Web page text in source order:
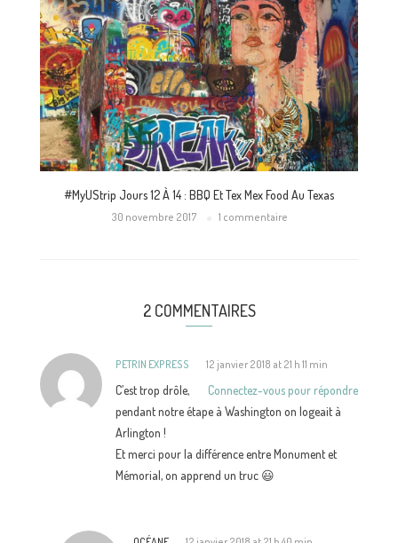
#myUStrip Jours 12 À 14 : BBQ Et Tex Mex Food Au Texas
30 novembre 2017 1 commentaire
2 COMMENTAIRES
PETRIN EXPRESS 12 janvier 2018 at 21 h 11 min
Connectez-vous pour répondre
C’est trop drôle,
pendant notre étape à Washington on logeait à
Arlington !
Et merci pour la différence entre Monument et
Mémorial, on apprend un truc 😃